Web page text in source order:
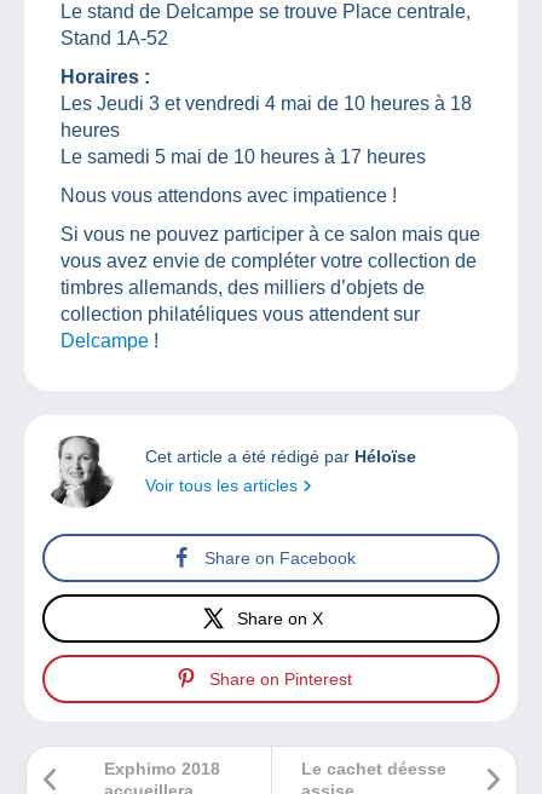
Le stand de Delcampe se trouve Place centrale,
Stand 1A-52
Horaires :
Les Jeudi 3 et vendredi 4 mai de 10 heures à 18
heures
Le samedi 5 mai de 10 heures à 17 heures
Nous vous attendons avec impatience !
Si vous ne pouvez participer à ce salon mais que
vous avez envie de compléter votre collection de
timbres allemands, des milliers d’objets de
collection philatéliques vous attendent sur
Delcampe !
Cet article a été rédigé par Héloïse
Voir tous les articles
Share on Facebook
Share on X
Share on Pinterest
Le cachet déesse
Exphimo 2018